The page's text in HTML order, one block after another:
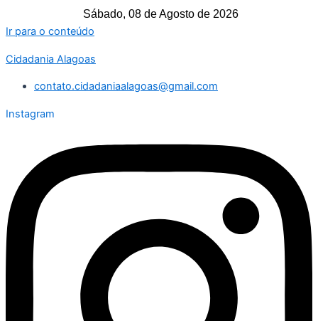
Sábado, 08 de Agosto de 2026
Ir para o conteúdo
Cidadania Alagoas
contato.cidadaniaalagoas@gmail.com
Instagram